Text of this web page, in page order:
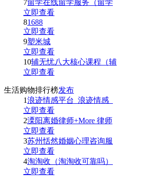
7留学在线留学服务（留学
立即查看
81688
立即查看
9塑米城
立即查看
10辅无忧八大核心课程（辅
立即查看
生活购物排行榜发布
1浪迹情感平台_浪迹情感_
立即查看
2溧阳离婚律师+More 律师
立即查看
3苏州恬然婚姻心理咨询服
立即查看
4淘淘收（淘淘收可靠吗）
立即查看